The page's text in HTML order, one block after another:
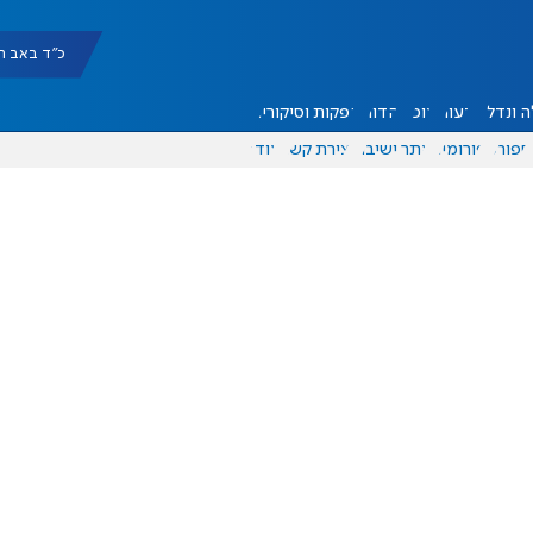
כ"ד באב תשפ"ו
ונדל"ן דעות אוכל יהדות הפקות וסיקורים
ספורט פורומים אתר ישיבה יצירת קשר עוד